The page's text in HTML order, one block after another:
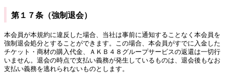
第１７条（強制退会）
本会員が本規約に違反した場合、当社は事前に通知することなく本会員を
強制退会処分とすることができます。この場合、本会員がすでに入金した
チケット・商材の購入代金、ＡＫＢ４８グループサービスの返還は一切行
いません。退会の時点で支払い義務が発生しているものは、退会後もなお
支払い義務を逃れられないものとします。